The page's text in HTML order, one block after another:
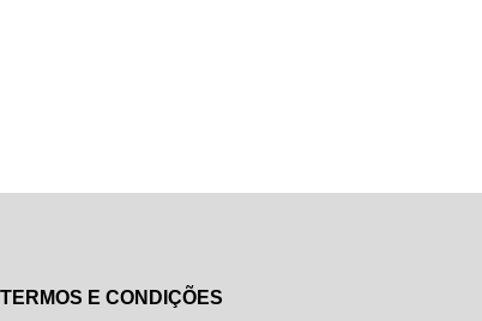
TERMOS E CONDIÇÕES